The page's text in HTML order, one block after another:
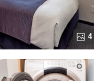
4